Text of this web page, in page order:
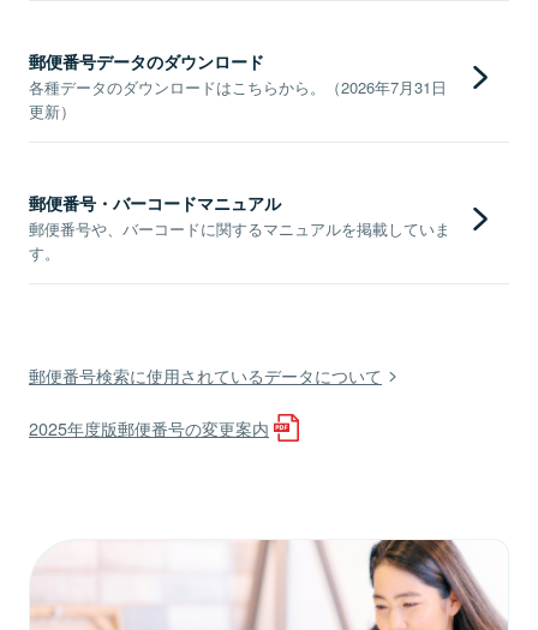
郵便番号データのダウンロード
各種データのダウンロードはこちらから。（2026年7月31日
更新）
郵便番号・バーコードマニュアル
郵便番号や、バーコードに関するマニュアルを掲載していま
す。
郵便番号検索に使用されているデータについて
2025年度版郵便番号の変更案内